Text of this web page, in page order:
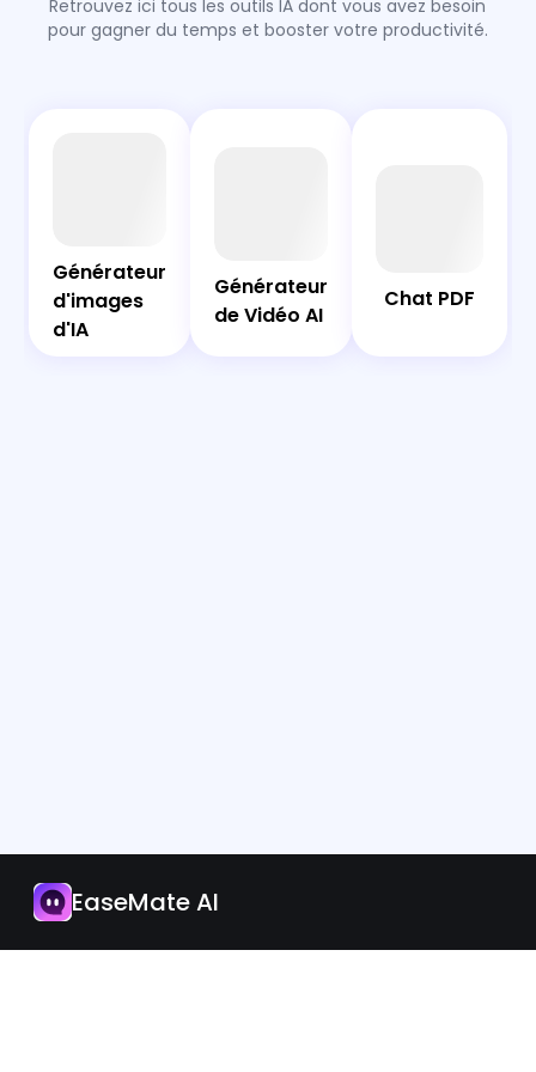
Application
Mettre à jour
Retrouvez ici tous les outils IA dont vous avez besoin
pour gagner du temps et booster votre productivité.
Générateur
d'images
d'IA
Générateur
de Vidéo AI
Chat PDF
Générateur
d'images
d'IA
Générateur
de Vidéo AI
EaseMate AI